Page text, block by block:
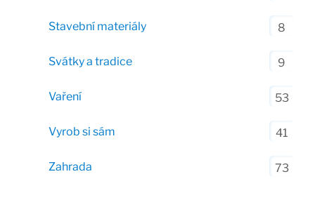
Stavební materiály 8
Svátky a tradice 9
Vaření 53
Vyrob si sám 41
Zahrada 73